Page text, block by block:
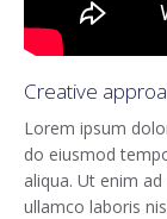
Creative
Lorem ipsum
do eiusmod
aliqua. Ut enim
ullamco laboris